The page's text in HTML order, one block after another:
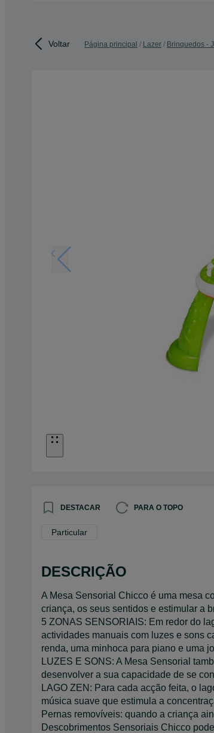
Voltar Página principal Lazer Brinquedos -
DESTACAR PARA O TOPO
Particular
DESCRIÇÃO
A Mesa Sensorial Chicco é uma mesa
criança, os seus sentidos e estimular a
5 ZONAS SENSORIAIS: Em redor do
actividades manuais com luzes e sons
renda, uma minhoca para piano e uma
LUZES E SONS: A Mesa Sensorial
desenvolver a sua capacidade de se
LAGO ZEN: Para cada acção feita, o
música suave que estimula a
Pernas removíveis: quando a criança
Descobrimentos Sensoriais Chicco